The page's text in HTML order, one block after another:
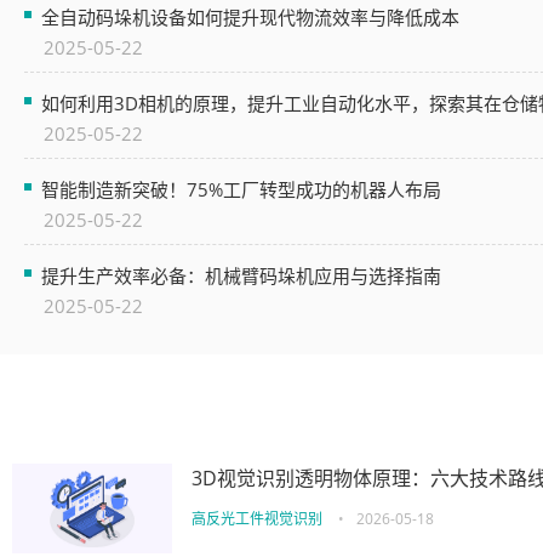
全自动码垛机设备如何提升现代物流效率与降低成本
2025-05-22
如何利用3D相机的原理，提升工业自动化水平，探索其在仓
2025-05-22
智能制造新突破！75%工厂转型成功的机器人布局
2025-05-22
提升生产效率必备：机械臂码垛机应用与选择指南
2025-05-22
3D视觉识别透明物体原理：六大技术路
高反光工件视觉识别 • 2026-05-18